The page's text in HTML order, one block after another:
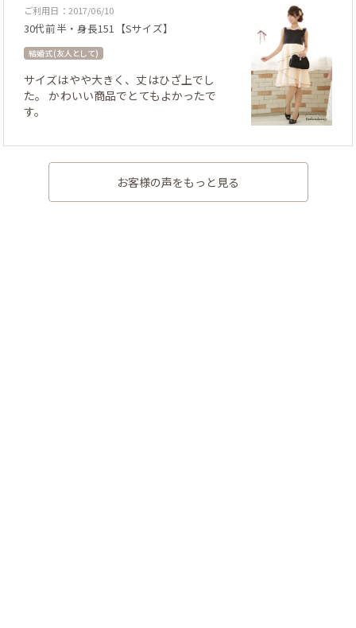
ご利用日：2017/06/10
30代前半・身長151【Sサイズ】
結婚式 (友人として)
サイズはやや大きく、丈はひざ上でし
た。 かわいい商品でとてもよかったで
す。
お客様の声をもっと見る